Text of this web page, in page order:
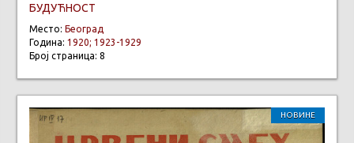
БУДУЋНОСТ
Место: Београд
Година: 1920; 1923-1929
Број страница: 8
НОВИНЕ